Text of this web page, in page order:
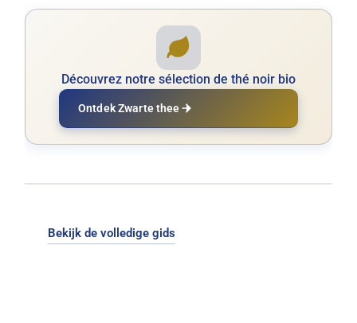
Découvrez notre sélection de thé noir bio
Ontdek Zwarte thee
Bekijk de volledige gids